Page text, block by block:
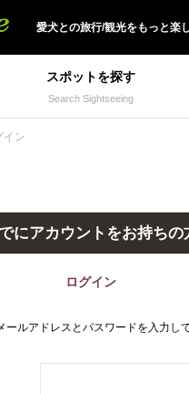
愛犬との旅行/観光をもっと楽
スポットを探す
Search Sightseeing
イン
にアカウントをお持ちの
ログイン
ールアドレスとパスワードを入力し